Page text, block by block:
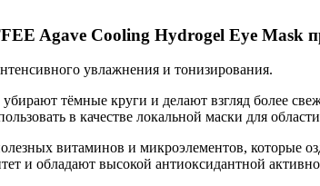
Agave Cooling Hydrogel Eye Mask
увлажнения и тонизирования.
тёмные круги и делают взгляд более
в качестве локальной маски для
витаминов и микроэлементов, которые
и обладают высокой антиоксидантной